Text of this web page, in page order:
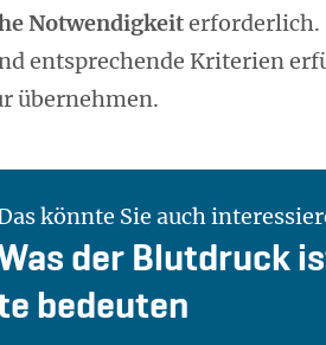
Notwendigkeiterforderlich.
entsprechende Kriterien
übernehmen.
könnte Sie auch
der Blut­druck
be­deu­ten